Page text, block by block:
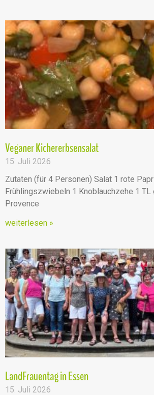
Veganer Kichererbsensalat
15. Juli 2026
Zutaten (für 4 Personen) Salat 1 rote
Frühlingszwiebeln 1 Knoblauchzehe 1 TL
Provence
weiterlesen »
LandFrauentag in Essen
15. Juli 2026